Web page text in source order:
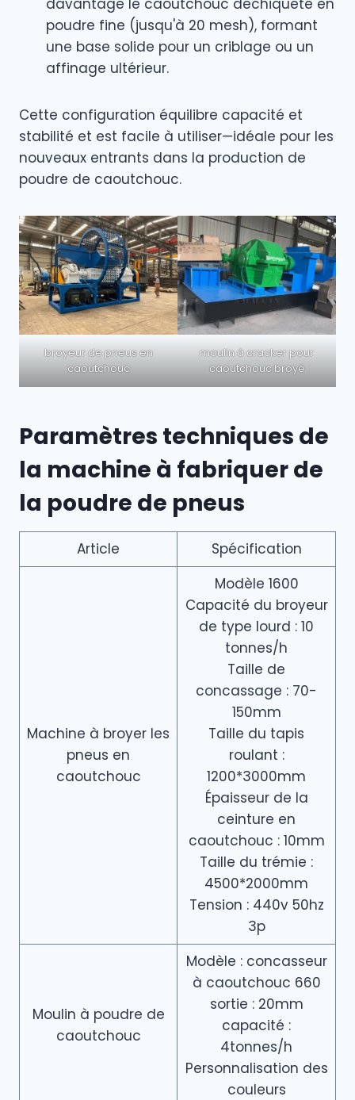
davantage le caoutchouc déchiqueté en
poudre fine (jusqu'à 20 mesh), formant
une base solide pour un criblage ou un
affinage ultérieur.
Cette configuration équilibre capacité et
stabilité et est facile à utiliser—idéale pour les
nouveaux entrants dans la production de
poudre de caoutchouc.
broyeur de pneus en
caoutchouc
moulin à cracker pour
caoutchouc broyé
Paramètres techniques de
la machine à fabriquer de
la poudre de pneus
Article Spécification
Machine à broyer les
pneus en
caoutchouc
Modèle 1600
Capacité du broyeur
de type lourd : 10
tonnes/h
Taille de
concassage : 70-
150mm
Taille du tapis
roulant :
1200*3000mm
Épaisseur de la
ceinture en
caoutchouc : 10mm
Taille du trémie :
4500*2000mm
Tension : 440v 50hz
3p
Moulin à poudre de
caoutchouc
Modèle : concasseur
à caoutchouc 660
sortie : 20mm
capacité :
4tonnes/h
Personnalisation des
couleurs